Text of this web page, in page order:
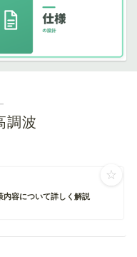
調波
容について詳しく解説
☆